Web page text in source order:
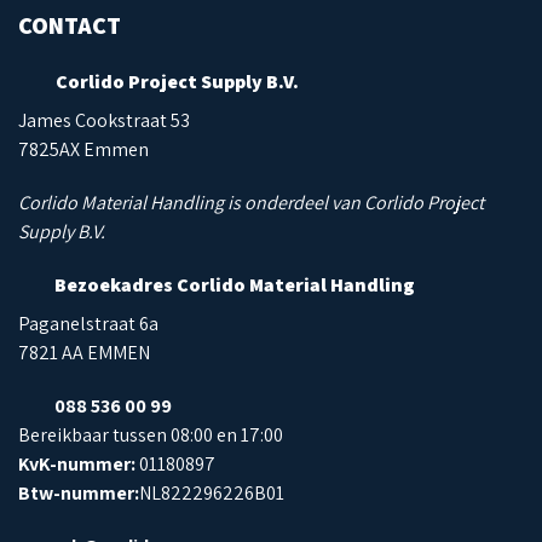
CONTACT
Corlido Project Supply B.V.
James Cookstraat 53
7825AX Emmen
Corlido Material Handling is onderdeel van Corlido Project
Supply B.V.
Bezoekadres Corlido Material Handling
Paganelstraat 6a
7821 AA EMMEN
088 536 00 99
Bereikbaar tussen 08:00 en 17:00
KvK-nummer:01180897
Btw-nummer:NL822296226B01